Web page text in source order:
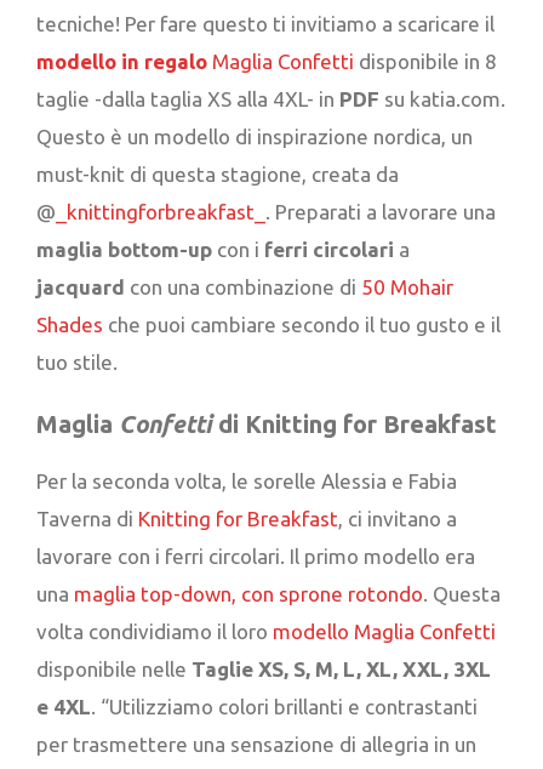
tecniche! Per fare questo ti invitiamo a scaricare il
modello in regalo Maglia Confetti disponibile in 8
taglie -dalla taglia XS alla 4XL- in PDF su katia.com.
Questo è un modello di inspirazione nordica, un
must-knit di questa stagione, creata da
@ _knittingforbreakfast_ . Preparati a lavorare una
maglia bottom-up con i ferri circolari a
jacquard con una combinazione di 50 Mohair
Shades che puoi cambiare secondo il tuo gusto e il
tuo stile.
Maglia Confettidi Knitting for Breakfast
Per la seconda volta, le sorelle Alessia e Fabia
Taverna di Knitting for Breakfast, ci invitano a
lavorare con i ferri circolari. Il primo modello era
una maglia top-down, con sprone rotondo. Questa
volta condividiamo il loro modello Maglia Confetti
disponibile nelle Taglie XS, S, M, L, XL, XXL, 3XL
e 4XL. “Utilizziamo colori brillanti e contrastanti
per trasmettere una sensazione di allegria in un